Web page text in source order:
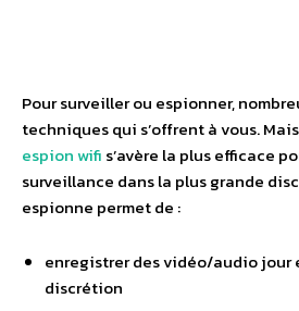
Pour surveiller ou espionner,
techniques qui s’offrent à vous.
espion wifi s’avère la plus efficace
surveillance dans la plus grande
espionne permet de :
enregistrer des vidéo/audio jour
discrétion